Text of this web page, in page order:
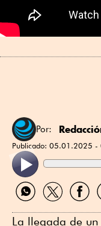
Por:
Publicado: 05.01.2025 -
Compartir
por
Compartir
por
por
La llegada de